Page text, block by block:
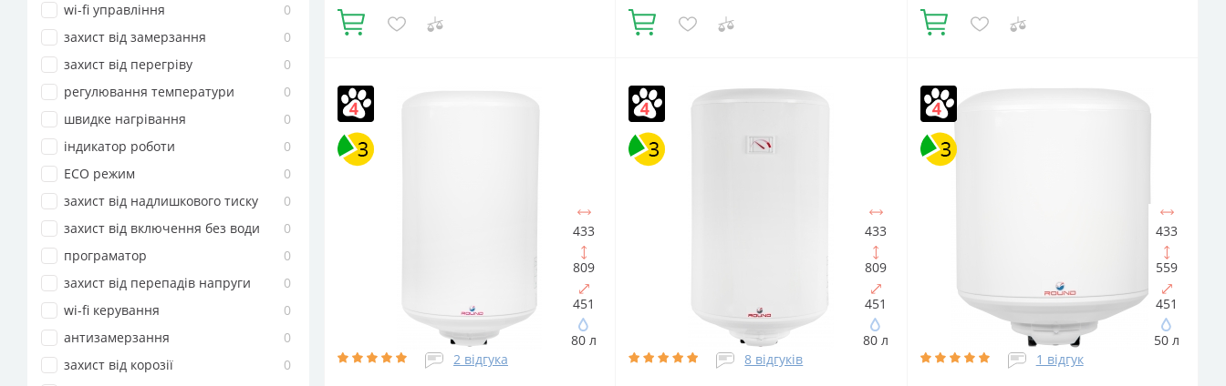
Купити Купити Купити
Об'єм, літрів:
Вертикальне
Форма водонагрівача:
433
809
451
80 л
2 відгука
433
809
451
80 л
8 відгуків
433
559
451
50 л
1 відгук
wi-fi управління
0
захист від замерзання
0
захист від перегріву
0
регулювання температури
0
швидке нагрівання
0
індикатор роботи
0
ECO режим
0
захист від надлишкового тиску
0
захист від включення без води
0
програматор
0
захист від перепадів напруги
0
wi-fi керування
0
антизамерзання
0
захист від корозії
0